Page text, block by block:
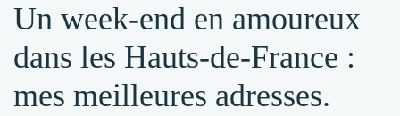
Un week-end en amoureux
dans les Hauts-de-France :
mes meilleures adresses.